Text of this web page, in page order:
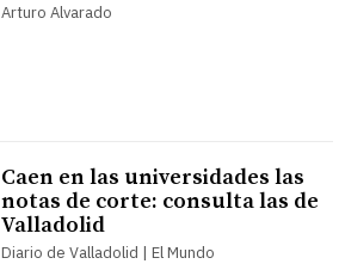
Arturo Alvarado
Caen en las universidades las
notas de corte: consulta las de
Valladolid
Diario de Valladolid | El Mundo